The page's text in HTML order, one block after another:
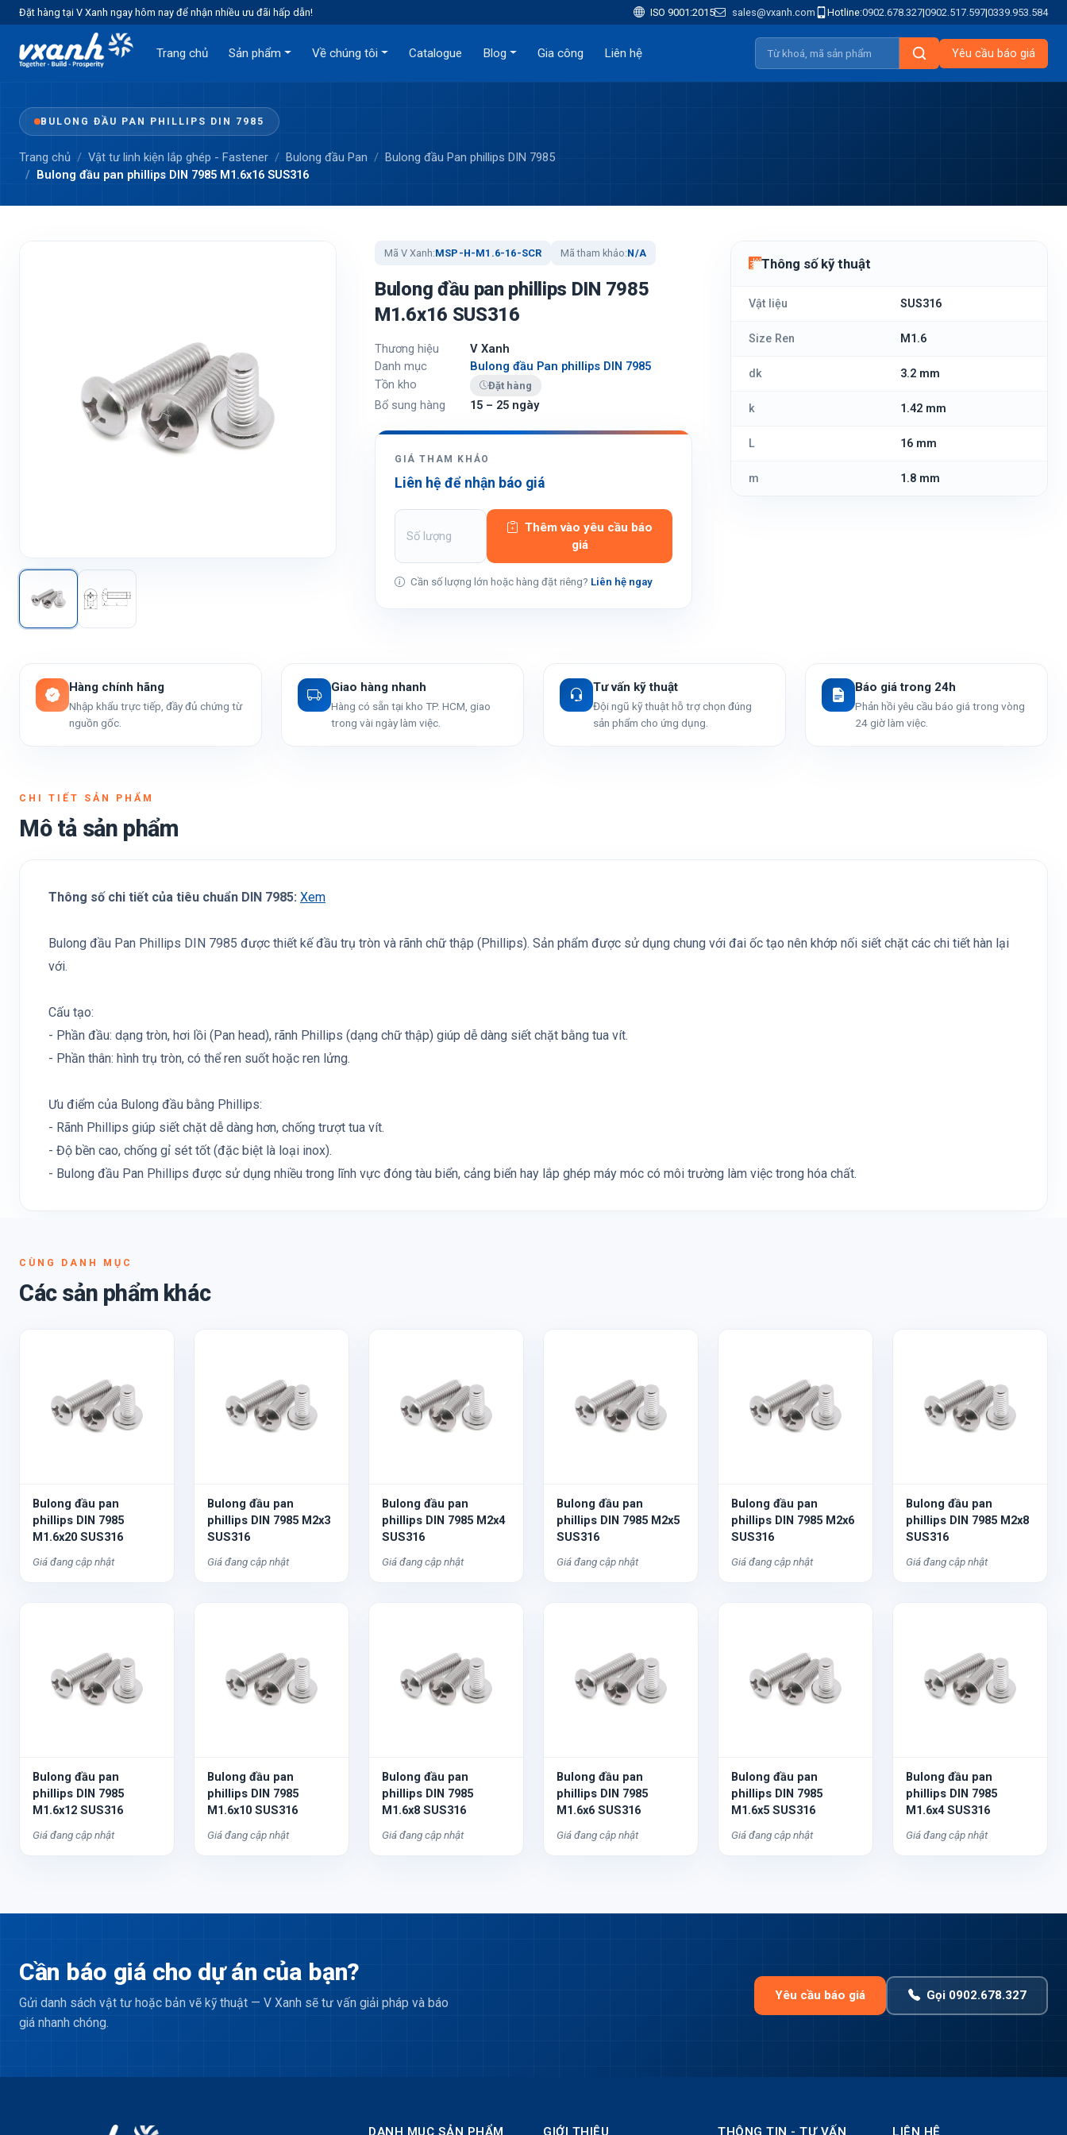
Đặt hàng tại V Xanh ngay hôm nay để nhận nhiều ưu đãi hấp dẫn! ISO 9001:2015 sales@vxanh.com Hotline:0902.678.327|0902.517.597|0339.953.584
Trang chủ Sản phẩm Về chúng tôi Catalogue Blog Gia công Liên hệ Yêu cầu báo giá
BULONG ĐẦU PAN PHILLIPS DIN 7985
Trang chủ Vật tư linh kiện lắp ghép - Fastener Bulong đầu Pan
Bulong đầu Pan phillips DIN 7985
Bulong đầu pan phillips DIN 7985 M1.6x16 SUS316
Mã V Xanh:MSP-H-M1.6-16-SCR Mã tham khảo:N/A
Bulong đầu pan phillips DIN 7985
M1.6x16 SUS316
Thương hiệu
V Xanh
Danh mục
Bulong đầu Pan phillips DIN 7985
Tồn kho
Đặt hàng
Bổ sung hàng 15 – 25 ngày
GIÁ THAM KHẢO
Liên hệ để nhận báo giá
Thêm vào yêu cầu báo
giá
Cần số lượng lớn hoặc hàng đặt riêng? Liên hệ ngay
Thông số kỹ thuật
Vật liệu SUS316
Size Ren M1.6
dk 3.2 mm
k 1.42 mm
L 16 mm
m 1.8 mm
Hàng chính hãng
Nhập khẩu trực tiếp, đầy đủ chứng từ
nguồn gốc.
Giao hàng nhanh
Hàng có sẵn tại kho TP. HCM, giao
trong vài ngày làm việc.
Tư vấn kỹ thuật
Đội ngũ kỹ thuật hỗ trợ chọn đúng
sản phẩm cho ứng dụng.
Báo giá trong 24h
Phản hồi yêu cầu báo giá trong vòng
24 giờ làm việc.
CHI TIẾT SẢN PHẨM
Mô tả sản phẩm
Thông số chi tiết của tiêu chuẩn DIN 7985: Xem
Bulong đầu Pan Phillips DIN 7985 được thiết kế đầu trụ tròn và rãnh chữ thập (Phillips). Sản phẩm được sử dụng chung với đai ốc tạo nên khớp nối siết chặt các chi tiết hàn lại
với.
Cấu tạo:
- Phần đầu: dạng tròn, hơi lồi (Pan head), rãnh Phillips (dạng chữ thập) giúp dễ dàng siết chặt bằng tua vít.
- Phần thân: hình trụ tròn, có thể ren suốt hoặc ren lửng.
Ưu điểm của Bulong đầu bằng Phillips:
- Rãnh Phillips giúp siết chặt dễ dàng hơn, chống trượt tua vít.
- Độ bền cao, chống gỉ sét tốt (đặc biệt là loại inox).
- Bulong đầu Pan Phillips được sử dụng nhiều trong lĩnh vực đóng tàu biển, cảng biển hay lắp ghép máy móc có môi trường làm việc trong hóa chất.
CÙNG DANH MỤC
Các sản phẩm khác
Bulong đầu pan
phillips DIN 7985
M1.6x20 SUS316
Giá đang cập nhật
Bulong đầu pan
phillips DIN 7985 M2x3
SUS316
Giá đang cập nhật
Bulong đầu pan
phillips DIN 7985 M2x4
SUS316
Giá đang cập nhật
Bulong đầu pan
phillips DIN 7985 M2x5
SUS316
Giá đang cập nhật
Bulong đầu pan
phillips DIN 7985 M2x6
SUS316
Giá đang cập nhật
Bulong đầu pan
phillips DIN 7985 M2x8
SUS316
Giá đang cập nhật
Bulong đầu pan
phillips DIN 7985
M1.6x12 SUS316
Giá đang cập nhật
Bulong đầu pan
phillips DIN 7985
M1.6x10 SUS316
Giá đang cập nhật
Bulong đầu pan
phillips DIN 7985
M1.6x8 SUS316
Giá đang cập nhật
Bulong đầu pan
phillips DIN 7985
M1.6x6 SUS316
Giá đang cập nhật
Bulong đầu pan
phillips DIN 7985
M1.6x5 SUS316
Giá đang cập nhật
Bulong đầu pan
phillips DIN 7985
M1.6x4 SUS316
Giá đang cập nhật
Cần báo giá cho dự án của bạn?
Gửi danh sách vật tư hoặc bản vẽ kỹ thuật — V Xanh sẽ tư vấn giải pháp và báo
giá nhanh chóng.
Yêu cầu báo giá Gọi 0902.678.327
DANH MỤC SẢN PHẨM GIỚI THIỆU THÔNG TIN - TƯ VẤN LIÊN HỆ